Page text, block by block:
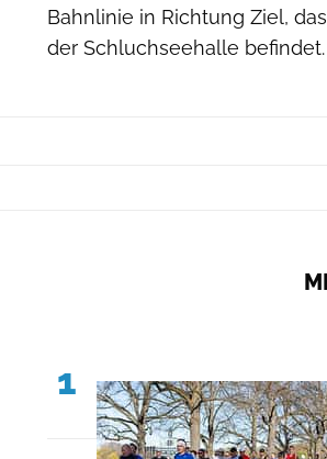
Bahnlinie in Richtung Ziel,
der Schluchseehalle befindet.
1